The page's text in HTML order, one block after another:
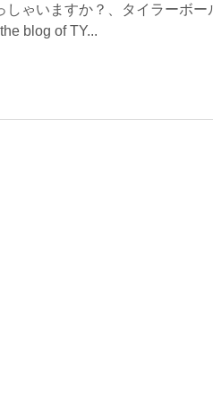
しゃいますか？、タイラーボー
blog of TY...